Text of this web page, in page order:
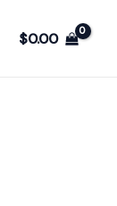
$0.00